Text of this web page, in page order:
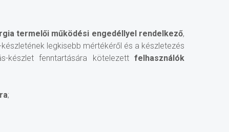
termelői működési engedéllyel rendelkező,
legkisebb mértékéről és a készletezés
készlet fenntartására kötelezett felhasználók
;